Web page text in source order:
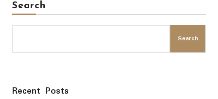
Search
Search
Recent Posts